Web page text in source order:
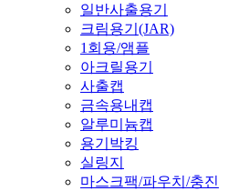
일반사출용기
크림용기(JAR)
1회용/앰플
아크릴용기
사출캡
금속용내캡
알루미늄캡
용기박킹
실링지
마스크팩/파우치/충진